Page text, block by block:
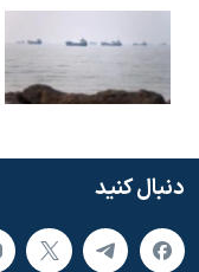
دنبال کنید